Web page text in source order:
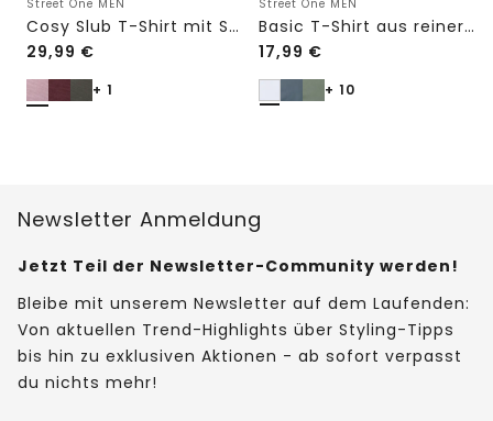
Street One MEN
Cosy Slub T-Shirt mit Struktur
29,99 €
+ 1
Street One MEN
Basic T-Shirt aus reiner Baumwolle
17,99 €
+ 10
Newsletter Anmeldung
Jetzt Teil der Newsletter-Community werden!
Bleibe mit unserem Newsletter auf dem Laufenden:
Von aktuellen Trend-Highlights über Styling-Tipps
bis hin zu exklusiven Aktionen - ab sofort verpasst
du nichts mehr!